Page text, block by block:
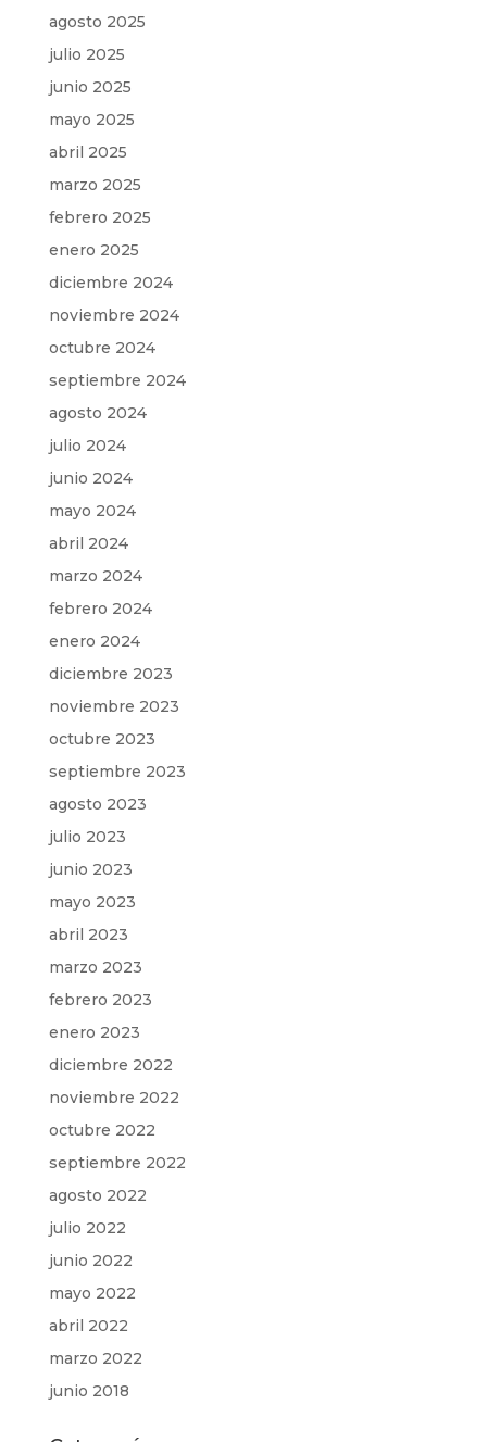
agosto 2025
julio 2025
junio 2025
mayo 2025
abril 2025
marzo 2025
febrero 2025
enero 2025
diciembre 2024
noviembre 2024
octubre 2024
septiembre 2024
agosto 2024
julio 2024
junio 2024
mayo 2024
abril 2024
marzo 2024
febrero 2024
enero 2024
diciembre 2023
noviembre 2023
octubre 2023
septiembre 2023
agosto 2023
julio 2023
junio 2023
mayo 2023
abril 2023
marzo 2023
febrero 2023
enero 2023
diciembre 2022
noviembre 2022
octubre 2022
septiembre 2022
agosto 2022
julio 2022
junio 2022
mayo 2022
abril 2022
marzo 2022
junio 2018